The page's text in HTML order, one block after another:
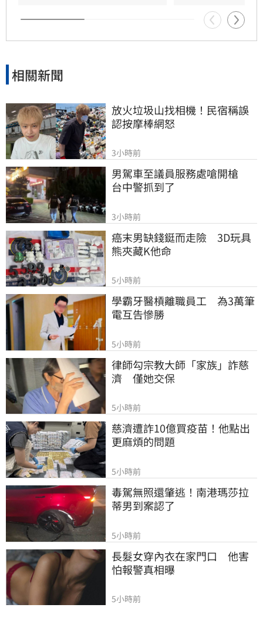
相關新聞
放火垃圾山找相機！民宿稱誤
認按摩棒網怒
3小時前
男駕車至議員服務處嗆開槍
台中警抓到了
3小時前
癌末男缺錢鋌而走險　3D玩具
熊夾藏K他命
5小時前
學霸牙醫槓離職員工　為3萬筆
電互告慘勝
5小時前
律師勾宗教大師「家族」詐慈
濟　僅她交保
5小時前
慈濟遭詐10億買疫苗！他點出
更麻煩的問題
5小時前
毒駕無照還肇逃！南港瑪莎拉
蒂男到案認了
5小時前
長髮女穿內衣在家門口　他害
怕報警真相曝
5小時前